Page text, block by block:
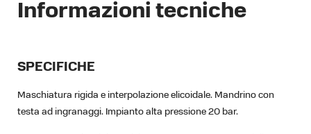
Informazioni tecniche
SPECIFICHE
Maschiatura rigida e interpolazione elicoidale. Mandrino con
testa ad ingranaggi. Impianto alta pressione 20 bar.